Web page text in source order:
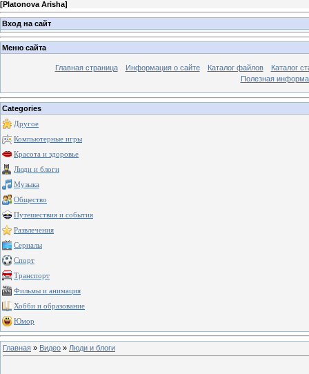
[Platonova Arisha]
Вход на сайт
Меню сайта
Главная страница Информация о сайте Каталог файлов
Каталог
Полезная
Categories
Другое
Компьютерные игры
Красота и здоровье
Люди и блоги
Музыка
Общество
Путешествия и события
Развлечения
Сериалы
Спорт
Транспорт
Фильмы и анимация
Хобби и образование
Юмор
Главная » Видео » Люди и блоги